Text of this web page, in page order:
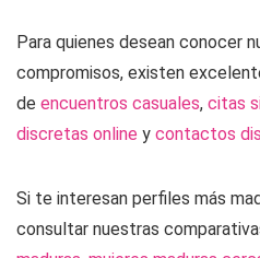
Para quienes desean conocer
compromisos, existen
de encuentros casuales, citas
discretas online y contactos
Si te interesan perfiles más
consultar nuestras